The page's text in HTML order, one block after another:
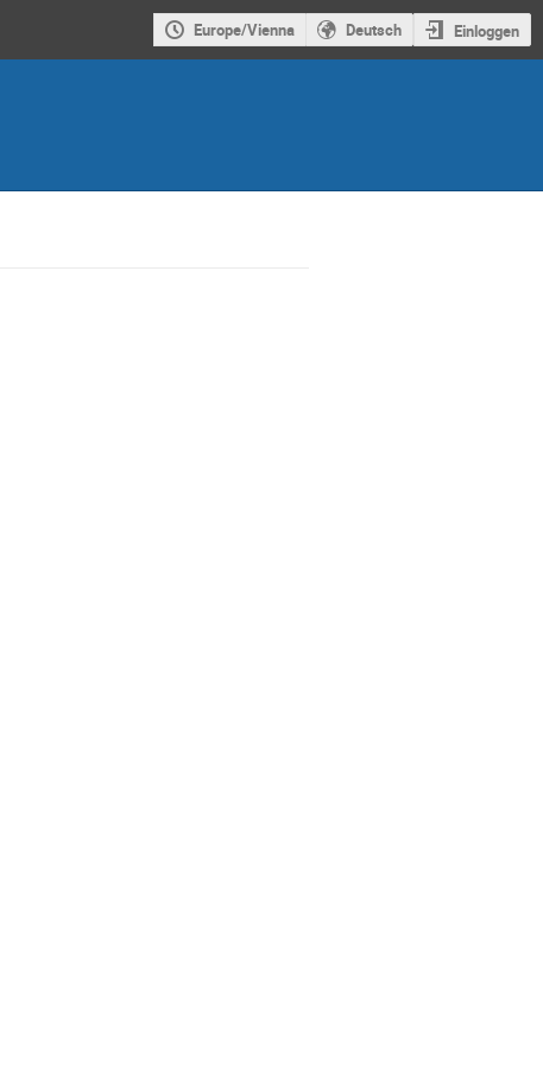
Europe/Vienna Deutsch Einloggen